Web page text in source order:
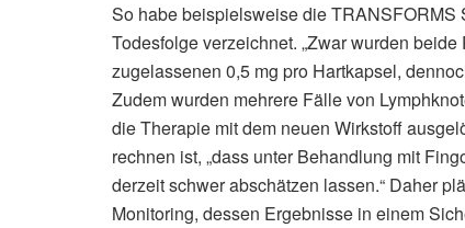
So habe beispielsweise die
Todesfolge verzeichnet. „Zwar wurden
zugelassenen 0,5 mg pro Hartkapsel,
Zudem wurden mehrere Fälle von
die Therapie mit dem neuen Wirkstoff
rechnen ist, „dass unter Behandlung mit
derzeit schwer abschätzen lassen.“ Daher
Monitoring, dessen Ergebnisse in einem